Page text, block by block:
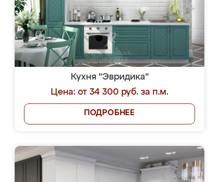
Кухня "Эвридика"
Цена: от 34 300 руб. за п.м.
ПОДРОБНЕЕ